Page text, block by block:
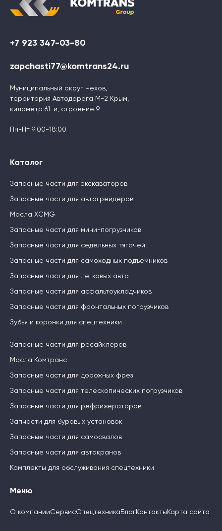
+7 923 347-03-80
zapchasti77@komtrans24.ru
Муниципальный округ Чехов,
территория Автодорога М-2 Крым,
километр 61-й, строение 9
Пн-Пт 9:00-18:00
Каталог
Запасные части для экскаваторов
Запасные части для автогрейдеров
Масла XCMG
Запасные части для мини-погрузчиков
Запасные части для седельных тягачей
Запасные части для самоходных подъемников
Запасные части для легковых авто
Запасные части для асфальтоукладчиков
Запасные части для фронтальных погрузчиков
Зубья и коронки для спецтехники
Запасные части для ресайклеров
Масла Комтранс
Запасные части для дорожных фрез
Запасные части для телескопических погрузчиков
Запасные части для рефрижераторов
Запчасти для буровых установок
Запасные части для самосвалов
Запасные части для автокранов
Комплекты для обслуживания спецтехники
Меню
О компанииСервисСпецтехника БлогКонтакты Карта сайта